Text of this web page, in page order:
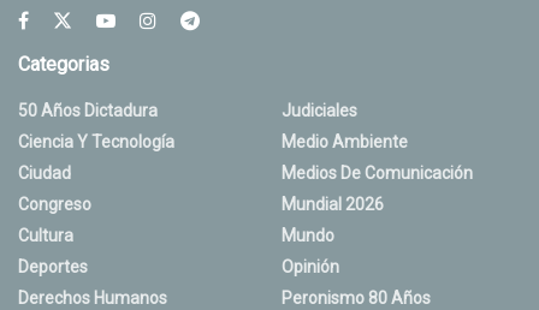
Categorias
50 Años Dictadura
Ciencia Y Tecnología
Ciudad
Congreso
Cultura
Deportes
Derechos Humanos
Judiciales
Medio Ambiente
Medios De Comunicación
Mundial 2026
Mundo
Opinión
Peronismo 80 Años